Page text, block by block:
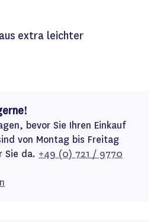
extra leichter
bevor Sie Ihren Einkauf
von Montag bis Freitag
Sie da. +49 (0) 721 / 9770